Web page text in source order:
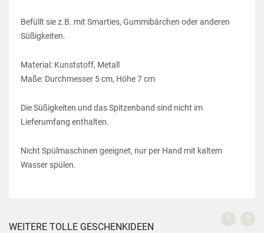
Befüllt sie z.B. mit Smarties, Gummibärchen oder anderen
Süßigkeiten.
Material: Kunststoff, Metall
Maße: Durchmesser 5 cm, Höhe 7 cm
Die Süßigkeiten und das Spitzenband sind nicht im
Lieferumfang enthalten.
Nicht Spülmaschinen geeignet, nur per Hand mit kaltem
Wasser spülen.
WEITERE TOLLE GESCHENKIDEEN